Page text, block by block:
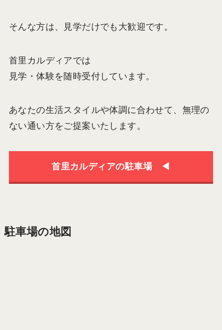
そんな方は、見学だけでも大歓迎です。
首里カルディアでは
見学・体験を随時受付しています。
あなたの生活スタイルや体調に合わせて、無理の
ない通い方をご提案いたします。
首里カルディアの駐車場 ◀
駐車場の地図